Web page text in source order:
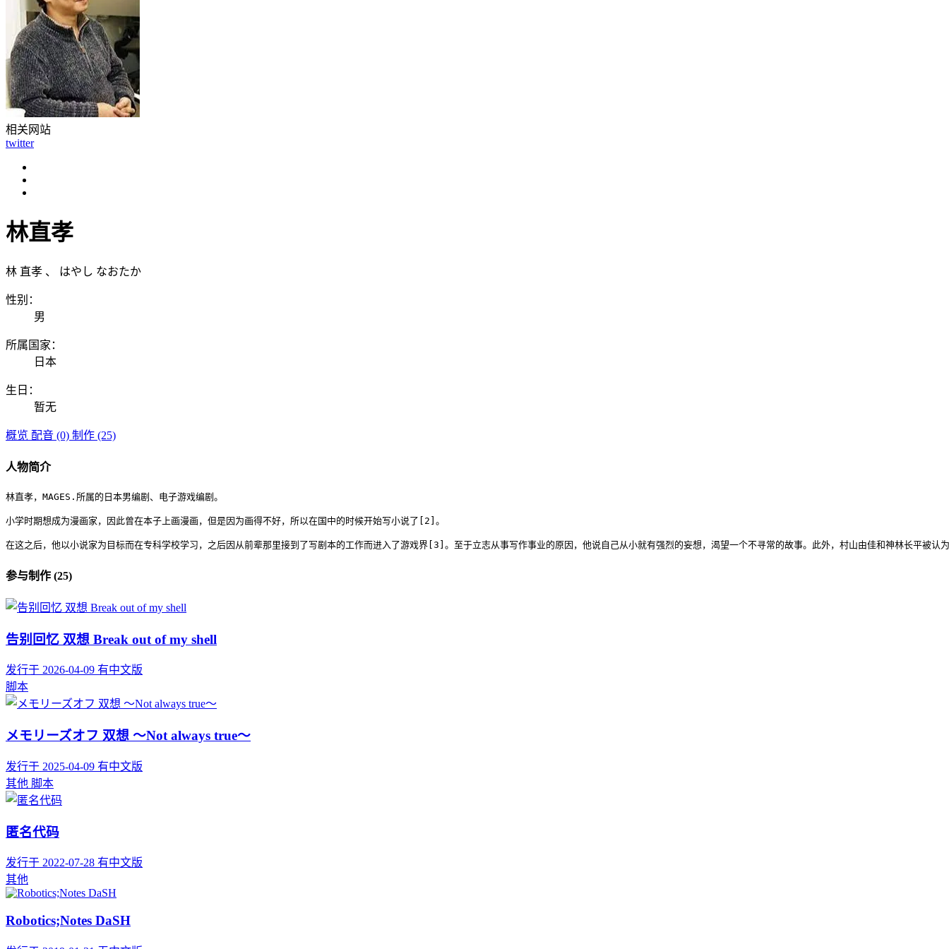
相关网站
twitter
林直孝
林 直孝 、 はやし なおたか
性别：
男
所属国家：
日本
生日：
暂无
概览 配音 (0) 制作 (25)
人物简介
林直孝，MAGES.所属的日本男编剧、电子游戏编剧。
小学时期想成为漫画家，因此曾在本子上画漫画，但是因为画得不好，所以在国中的时候开始写小说了[2]。
在这之后，他以小说家为目标而在专科学校学习，之后因从前辈那里接到了写剧本的工作而进入了游戏界[3]。至于立志从事写作事业的原因，他说自己从小就有强烈的妄想，渴望一个不寻常的故事。此外，村山由佳和神林长平被认
参与制作 (25)
告别回忆 双想 Break out of my shell
发行于 2026-04-09 有中文版
脚本
メモリーズオフ 双想 ～Not always true～
发行于 2025-04-09 有中文版
其他 脚本
匿名代码
发行于 2022-07-28 有中文版
其他
Robotics;Notes DaSH